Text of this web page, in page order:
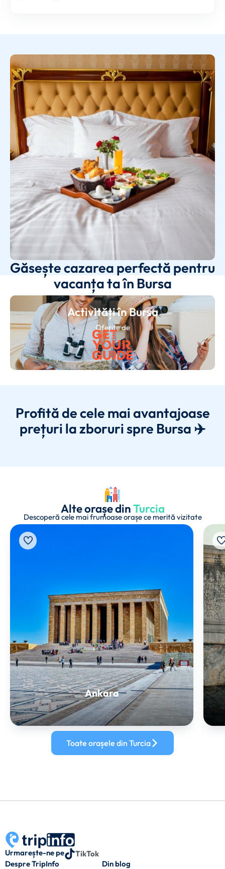
Găsește cazarea perfectă pentru
vacanța ta în Bursa
Activități în Bursa
Oferite de
Profită de cele mai avantajoase
prețuri la zboruri spre Bursa ✈️
Alte orașe dinTurcia
Descoperă cele mai frumoase orașe ce merită vizitate
Ankara
Toate orașele din Turcia
Urmarește-ne pe
TikTok
Despre TripInfo
Din blog